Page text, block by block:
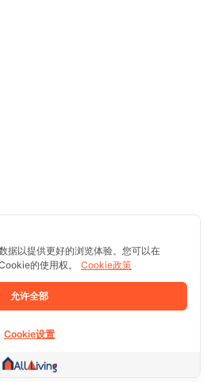
据以提供更好的浏览体验。您可以在
的使用权。
Cookie政策
允许全部
Cookie设置